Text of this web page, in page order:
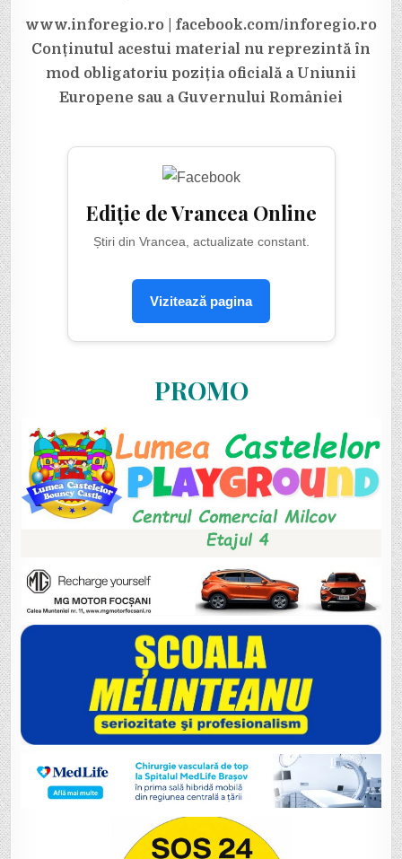
www.inforegio.ro | facebook.com/inforegio.ro
Conținutul acestui material nu reprezintă în
mod obligatoriu poziția oficială a Uniunii
Europene sau a Guvernului României
Ediție de Vrancea Online
Știri din Vrancea, actualizate constant.
Vizitează pagina
PROMO